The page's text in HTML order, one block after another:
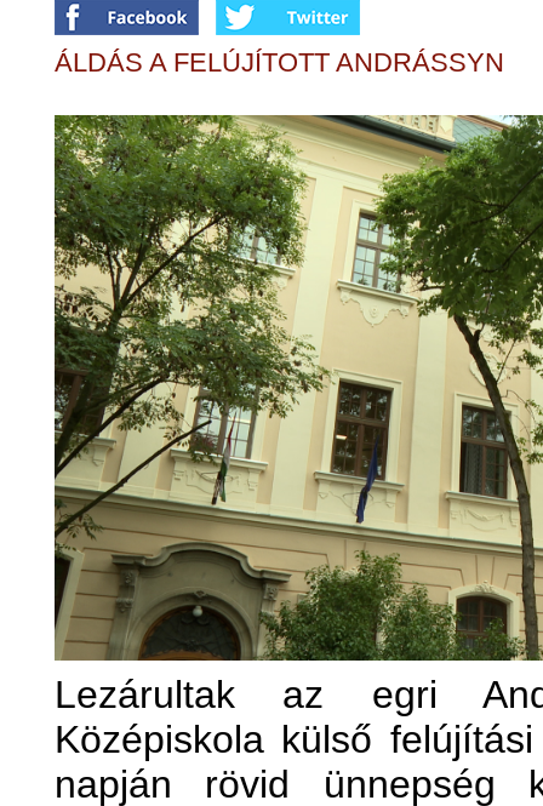
ÁLDÁS A FELÚJÍTOTT ANDRÁSSYN
Lezárultak az egri
Középiskola külső
napján rövid ünnepség